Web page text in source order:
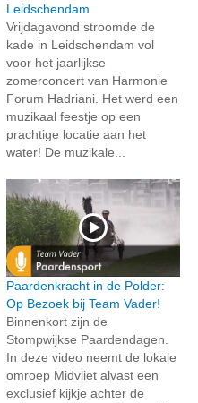
Leidschendam
Vrijdagavond stroomde de
kade in Leidschendam vol
voor het jaarlijkse
zomerconcert van Harmonie
Forum Hadriani. Het werd een
muzikaal feestje op een
prachtige locatie aan het
water! De muzikale...
Paardenkracht in de Polder:
Op Bezoek bij Team Vader!
Binnenkort zijn de
Stompwijkse Paardendagen.
In deze video neemt de lokale
omroep Midvliet alvast een
exclusief kijkje achter de